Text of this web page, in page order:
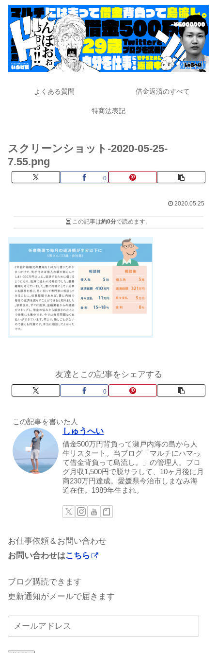
よくある質問 借金返済のすべて
特商法表記
スクリーンショット-2020-05-25-
7.55.png
0
2020.05.25
この記事は約0分で読めます。
友達とこの記事をシェアする
0
この記事を書いた人
しゅうへい
借金500万円背負って瀬戸内海の島から人
生リスタート。当ブログ「マルチにハマっ
て借金背負って島流し。」の管理人。ブロ
グ月収1,500円で脱サラして、10ヶ月後に月
商230万円達成。愛媛県今治市しまなみ海
道在住。1989年生まれ。
お仕事依頼＆お問い合わせ
お問い合わせはこちら
ブログ購読できます
更新通知がメールで届きます